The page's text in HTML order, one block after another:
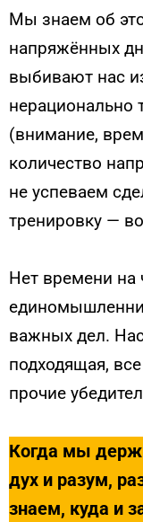
Мы знаем об
напряжённых
выбивают нас
нерационально
(внимание,
количество
не успеваем
тренировку —
Нет времени на
важных дел.
подходящая,
прочие
Когда мы
дух и разум,
знаем, куда и